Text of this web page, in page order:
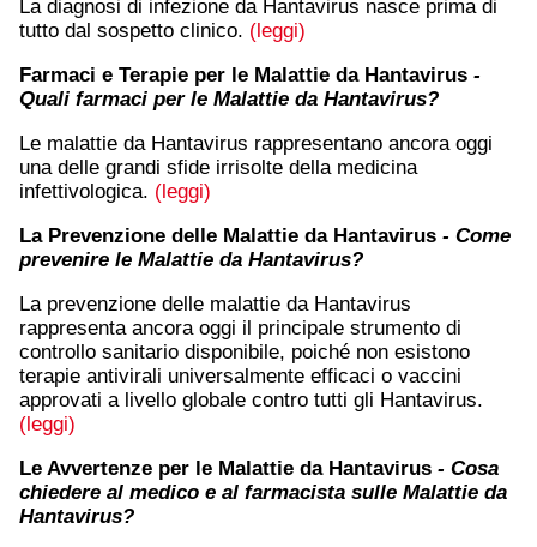
La diagnosi di infezione da Hantavirus nasce prima di
tutto dal sospetto clinico. (leggi)
Farmaci e Terapie per le Malattie da Hantavirus -
Quali farmaci per le Malattie da Hantavirus?
Le malattie da Hantavirus rappresentano ancora oggi
una delle grandi sfide irrisolte della medicina
infettivologica. (leggi)
La Prevenzione delle Malattie da Hantavirus - Come
prevenire le Malattie da Hantavirus?
La prevenzione delle malattie da Hantavirus
rappresenta ancora oggi il principale strumento di
controllo sanitario disponibile, poiché non esistono
terapie antivirali universalmente efficaci o vaccini
approvati a livello globale contro tutti gli Hantavirus.
(leggi)
Le Avvertenze per le Malattie da Hantavirus - Cosa
chiedere al medico e al farmacista sulle Malattie da
Hantavirus?